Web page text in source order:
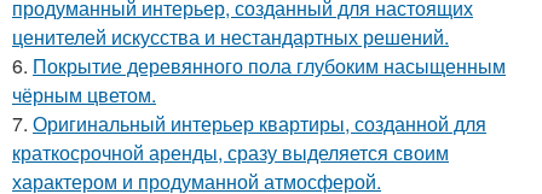
продуманный интерьер, созданный для настоящих
ценителей искусства и нестандартных решений.
6. Покрытие деревянного пола глубоким насыщенным
чёрным цветом.
7. Оригинальный интерьер квартиры, созданной для
краткосрочной аренды, сразу выделяется своим
характером и продуманной атмосферой.